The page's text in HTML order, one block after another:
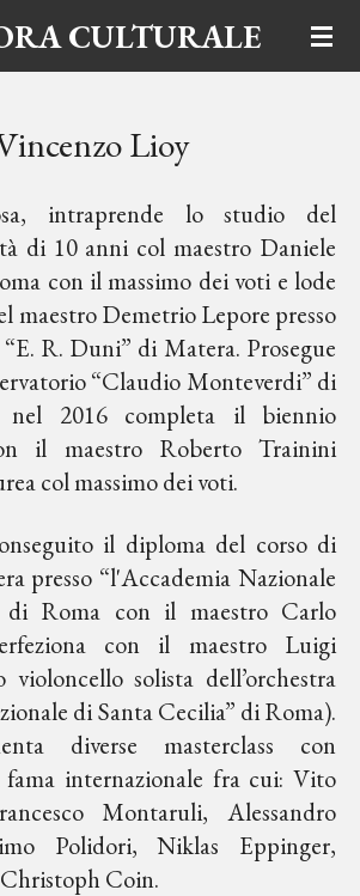
CULTURALE
Lioy
intraprende lo studio del
di 10 anni col maestro Daniele
con il massimo dei voti e lode
maestro Demetrio Lepore presso
R. Duni” di Matera. Prosegue
“Claudio Monteverdi” di
nel 2016 completa il biennio
il maestro Roberto Trainini
col massimo dei voti.
il diploma del corso di
presso “l'Accademia Nazionale
di Roma con il maestro Carlo
con il maestro Luigi
solista dell’orchestra
di Santa Cecilia” di Roma).
diverse masterclass con
internazionale fra cui: Vito
Montaruli, Alessandro
Polidori, Niklas Eppinger,
Coin.